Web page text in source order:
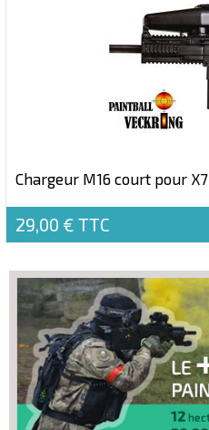
Chargeur M16 court pour X7
29,00 € TTC